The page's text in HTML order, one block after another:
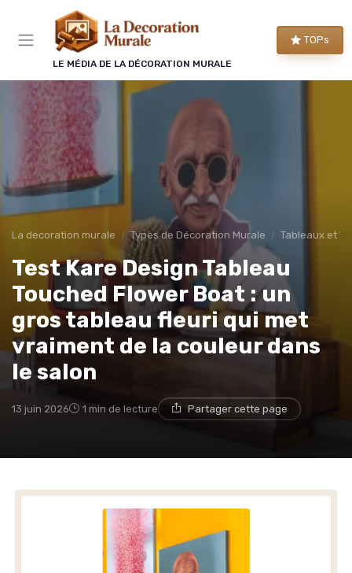
LE MÉDIA DE LA DÉCORATION MURALE
TOPs
La decoration murale Types de Décoration Murale Tableaux et
Test Kare Design Tableau
Touched Flower Boat : un
gros tableau fleuri qui met
vraiment de la couleur dans
le salon
13 juin 2026 1 min de lecture Partager cette page
Panneau de gestion des cookies